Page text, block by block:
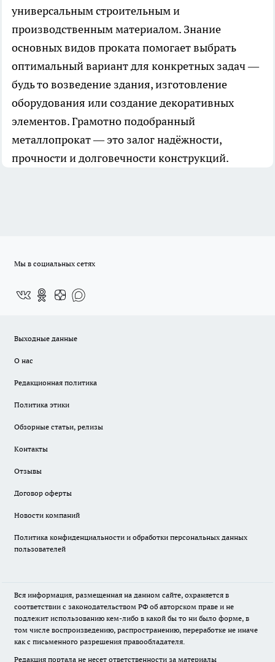
универсальным строительным и
производственным материалом. Знание
основных видов проката помогает выбрать
оптимальный вариант для конкретных задач —
будь то возведение здания, изготовление
оборудования или создание декоративных
элементов. Грамотно подобранный
металлопрокат — это залог надёжности,
прочности и долговечности конструкций.
Мы в социальных сетях
Выходные данные
О нас
Редакционная политика
Политика этики
Обзорные статьи, релизы
Контакты
Отзывы
Договор оферты
Новости компаний
Политика конфиденциальности и обработки персональных данных
пользователей
Вся информация, размещенная на данном сайте, охраняется в
соответствии с законодательством РФ об авторском праве и не
подлежит использованию кем-либо в какой бы то ни было форме, в
том числе воспроизведению, распространению, переработке не иначе
как с письменного разрешения правообладателя.
Редакция портала не несет ответственности за материалы